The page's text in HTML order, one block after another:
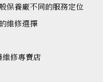
保養廠不同的服務定位
維修選擇
修專賣店